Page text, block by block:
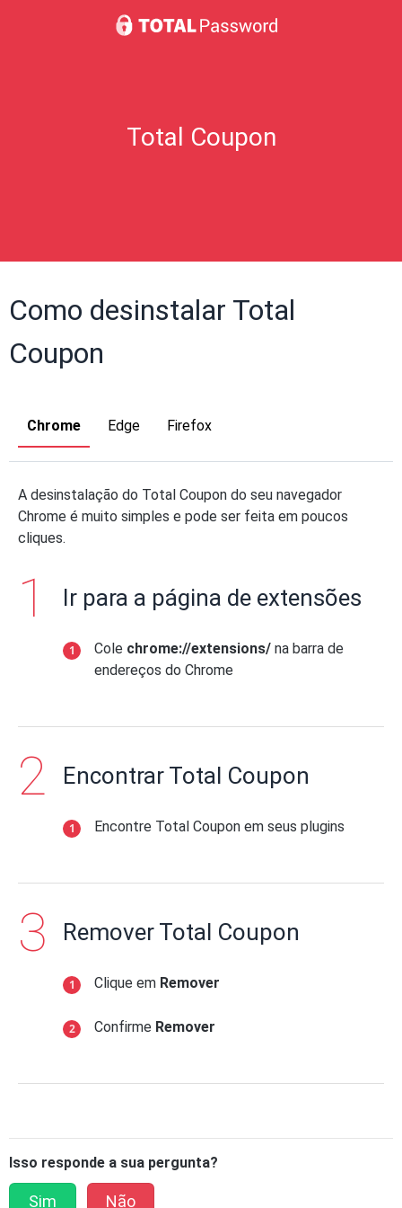
Total Coupon
Como desinstalar Total
Coupon
Chrome Edge Firefox
A desinstalação do Total Coupon do seu navegador
Chrome é muito simples e pode ser feita em poucos
cliques.
Ir para a página de extensões
Cole chrome://extensions/ na barra de
endereços do Chrome
Encontrar Total Coupon
Encontre Total Coupon em seus plugins
Remover Total Coupon
Clique em Remover
Confirme Remover
Isso responde a sua pergunta?
Sim Não